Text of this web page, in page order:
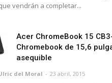
vendrán a completar...
Acer ChromeBook 15
Chromebook de 15,6
asequible
del Moral - 23 abril, 2015